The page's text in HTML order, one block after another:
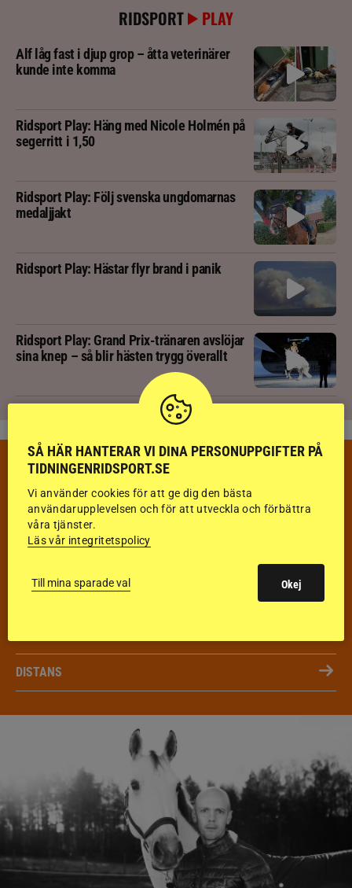
RIDSPORT PLAY
Alf låg fast i djup grop – åtta veterinärer
kunde inte komma
Ridsport Play: Häng med Nicole Holmén på
segerritt i 1,50
Ridsport Play: Följ svenska ungdomarnas
medaljjakt
Ridsport Play: Hästar flyr brand i panik
Ridsport Play: Grand Prix-tränaren avslöjar
sina knep – så blir hästen trygg överallt
VECKANS TÄVLINGAR & RESULTAT
VECKA 32
HOPPNING
DISTANS
SÅ HÄR HANTERAR VI DINA PERSONUPPGIFTER PÅ
TIDNINGENRIDSPORT.SE
Vi använder cookies för att ge dig den bästa
användarupplevelsen och för att utveckla och förbättra
våra tjänster.
Läs vår integritetspolicy
Till mina sparade val Okej